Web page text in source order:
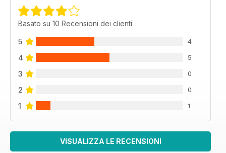
Basato su 10 Recensioni dei clienti
5 4
4 5
3 0
2 0
1 1
VISUALIZZA LE RECENSIONI